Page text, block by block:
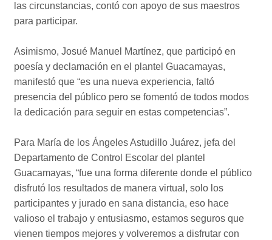
las circunstancias, contó con apoyo de sus maestros
para participar.
Asimismo, Josué Manuel Martínez, que participó en
poesía y declamación en el plantel Guacamayas,
manifestó que “es una nueva experiencia, faltó
presencia del público pero se fomentó de todos modos
la dedicación para seguir en estas competencias”.
Para María de los Ángeles Astudillo Juárez, jefa del
Departamento de Control Escolar del plantel
Guacamayas, “fue una forma diferente donde el público
disfrutó los resultados de manera virtual, solo los
participantes y jurado en sana distancia, eso hace
valioso el trabajo y entusiasmo, estamos seguros que
vienen tiempos mejores y volveremos a disfrutar con